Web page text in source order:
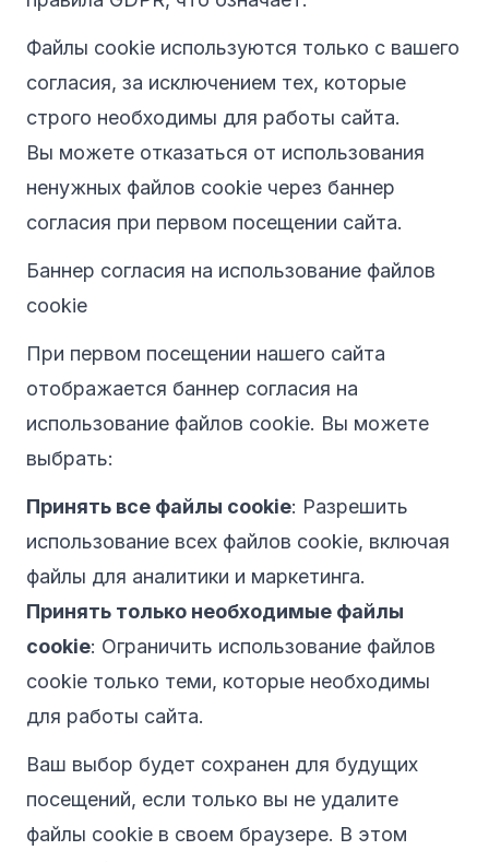
Файлы cookie используются только с вашего
согласия, за исключением тех, которые
строго необходимы для работы сайта.
Вы можете отказаться от использования
ненужных файлов cookie через баннер
согласия при первом посещении сайта.
Баннер согласия на использование файлов
cookie
При первом посещении нашего сайта
отображается баннер согласия на
использование файлов cookie. Вы можете
выбрать:
Принять все файлы cookie: Разрешить
использование всех файлов cookie, включая
файлы для аналитики и маркетинга.
Принять только необходимые файлы
cookie: Ограничить использование файлов
cookie только теми, которые необходимы
для работы сайта.
Ваш выбор будет сохранен для будущих
посещений, если только вы не удалите
файлы cookie в своем браузере. В этом